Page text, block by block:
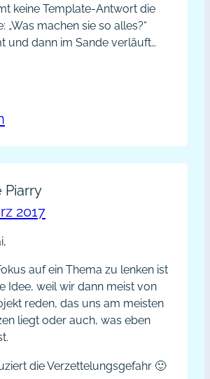
keine Template-Antwort die
„Was machen sie so alles?“
und dann im Sande verläuft…
Piarry
2017
auf ein Thema zu lenken ist
Idee, weil wir dann meist von
reden, das uns am meisten
liegt oder auch, was eben
die Verzettelungsgefahr 🙂